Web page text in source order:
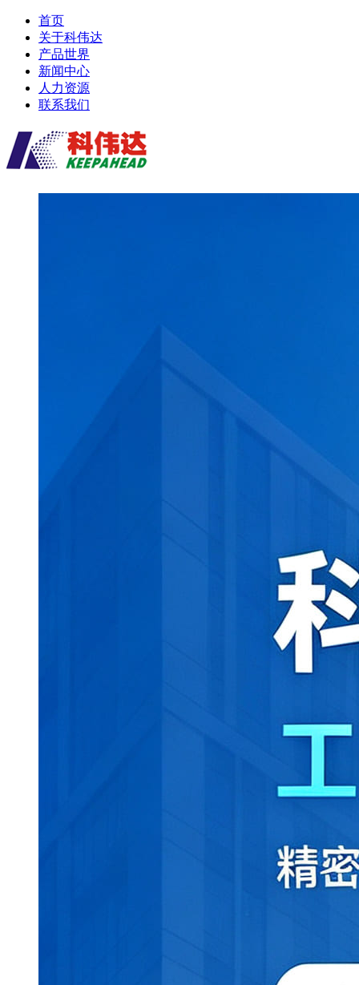
首页
关于科伟达
产品世界
新闻中心
人力资源
联系我们